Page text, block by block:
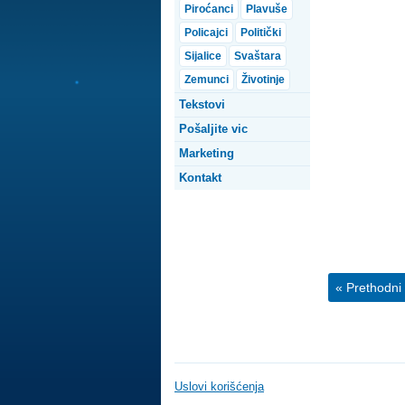
« Prethodni
Piroćanci
Plavuše
Policajci
Politički
Sijalice
Svaštara
Zemunci
Životinje
Tekstovi
Pošaljite vic
Marketing
Kontakt
Uslovi korišćenja